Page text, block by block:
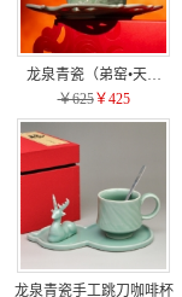
龙泉青瓷（弟窑•天…
￥625￥425
龙泉青瓷手工跳刀咖啡杯